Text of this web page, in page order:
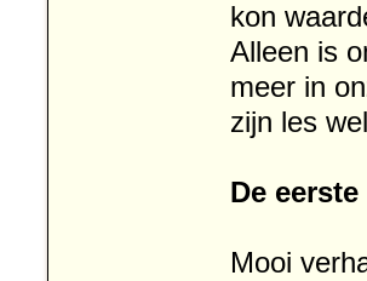
kon
Alleen is
meer in
zijn les
De
Mooi